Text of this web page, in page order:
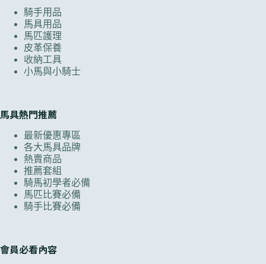
騎手用品
馬具用品
馬匹護理
皮革保養
收納工具
小馬與小騎士
馬具熱門推薦
最新優惠專區
各大馬具品牌
熱賣商品
推薦套組
騎馬初學者必備
馬匹比賽必備
騎手比賽必備
會員必看內容